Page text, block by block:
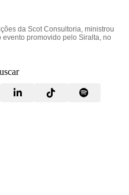
da Scot Consultoria, ministrou
promovido pelo Siralta, no